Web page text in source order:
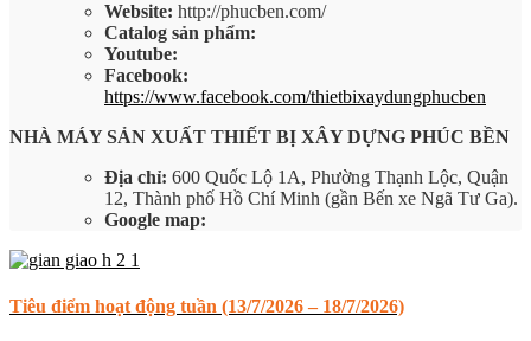
Website: http://phucben.com/
Catalog sản phẩm:
Youtube:
Facebook:
https://www.facebook.com/thietbixaydungphucben
NHÀ MÁY SẢN XUẤT THIẾT BỊ XÂY DỰNG PHÚC BỀN
Địa chỉ: 600 Quốc Lộ 1A, Phường Thạnh Lộc, Quận
12, Thành phố Hồ Chí Minh (gần Bến xe Ngã Tư Ga).
Google map:
Tiêu điểm hoạt động tuần (13/7/2026 – 18/7/2026)